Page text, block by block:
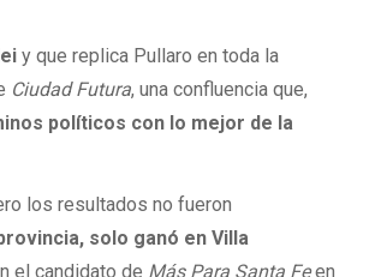
y que replica Pullaro en toda la
Ciudad Futura, una confluencia que,
políticos con lo mejor de la
los resultados no fueron
solo ganó en Villa
el candidato de Más Para Santa Feen